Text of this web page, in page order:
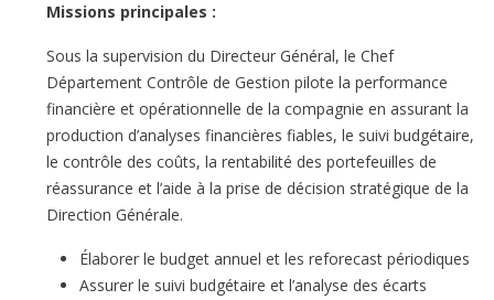
Missions principales :
Sous la supervision du Directeur Général, le Chef
Département Contrôle de Gestion pilote la performance
financière et opérationnelle de la compagnie en assurant la
production d’analyses financières fiables, le suivi budgétaire,
le contrôle des coûts, la rentabilité des portefeuilles de
réassurance et l’aide à la prise de décision stratégique de la
Direction Générale.
Élaborer le budget annuel et les reforecast périodiques
Assurer le suivi budgétaire et l’analyse des écarts